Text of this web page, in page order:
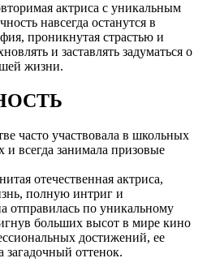
актриса с уникальным
навсегда останутся в
проникнутая страстью и
и заставлять задуматься о
жизни.
часто участвовала в школьных
всегда занимала призовые
отечественная актриса,
полную интриг и
по уникальному
больших высот в мире кино
достижений, ее
загадочный оттенок.